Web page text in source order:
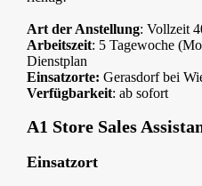
Art der Anstellung: Vollzeit
Arbeitszeit: 5 Tagewoche
Dienstplan
Einsatzorte: Gerasdorf bei
Verfügbarkeit: ab sofort
A1 Store Sales
Einsatzort